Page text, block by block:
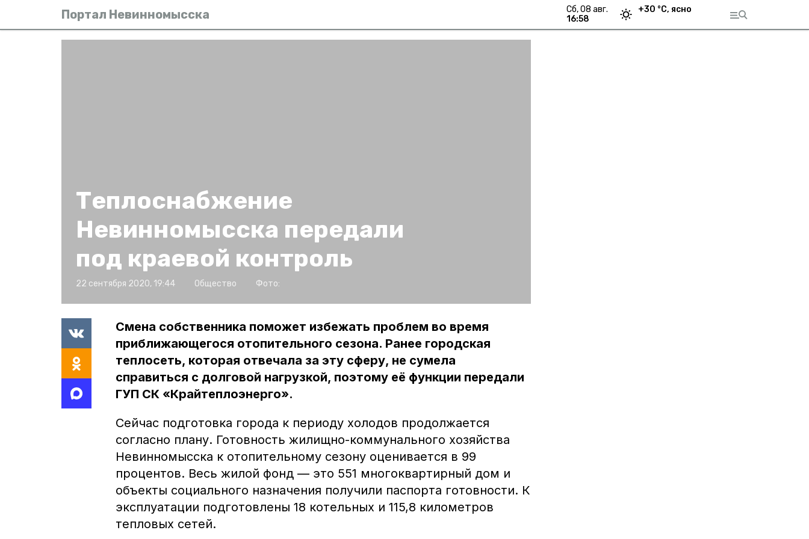
Портал Невинномысска
сб, 08 авг.
16:58
+30 °С, ясно
Теплоснабжение
Невинномысска передали
под краевой контроль
22 сентября 2020, 19:44 Общество Фото:
Смена собственника поможет избежать проблем во время
приближающегося отопительного сезона. Ранее городская
теплосеть, которая отвечала за эту сферу, не сумела
справиться с долговой нагрузкой, поэтому её функции передали
ГУП СК «Крайтеплоэнерго».
Сейчас подготовка города к периоду холодов продолжается
согласно плану. Готовность жилищно-коммунального хозяйства
Невинномысска к отопительному сезону оценивается в 99
процентов. Весь жилой фонд — это 551 многоквартирный дом и
объекты социального назначения получили паспорта готовности. К
эксплуатации подготовлены 18 котельных и 115,8 километров
тепловых сетей.